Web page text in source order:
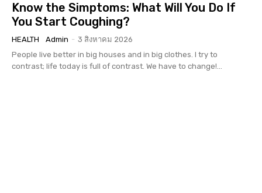
Know the Simptoms: What Will You Do If
You Start Coughing?
HEALTH Admin - 3 สิงหาคม 2026
People live better in big houses and in big clothes. I try to
contrast; life today is full of contrast. We have to change!...